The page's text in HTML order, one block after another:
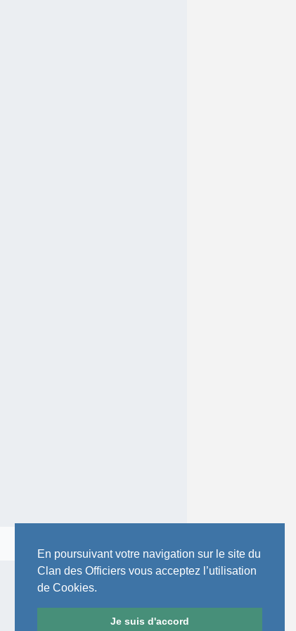
En poursuivant votre navigation sur le site du
Clan des Officiers vous acceptez l’utilisation
de Cookies.
Je suis d'accord